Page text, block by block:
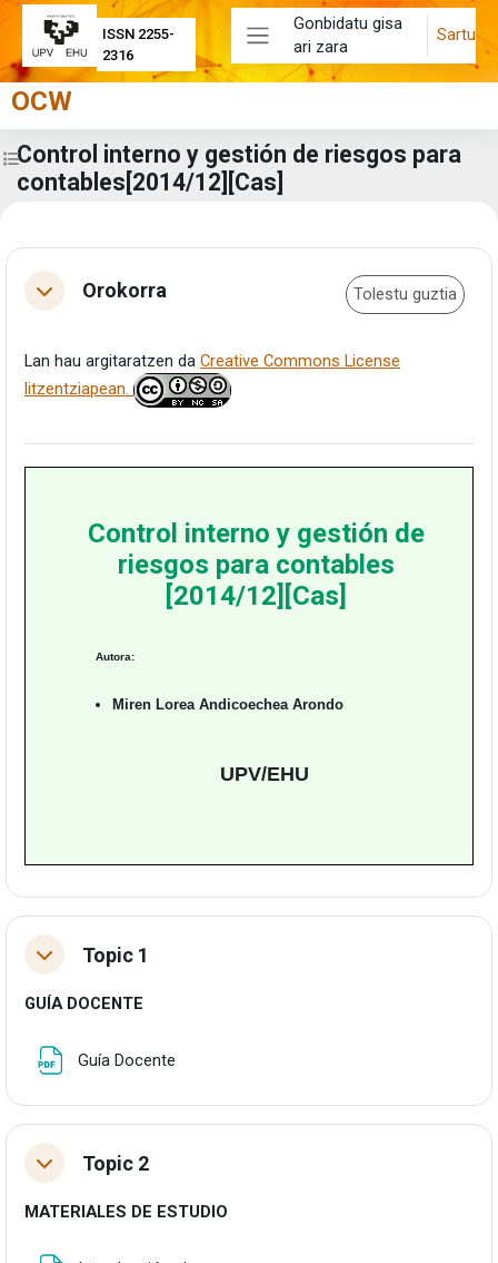
ISSN 2255-
2316
Alboko panela
Gonbidatu gisa
ari zara
Sartu
Joan eduki nagusira zuzenean
OCW
Zabaldu ikastaroaren aurkibidea
Control interno y gestión de riesgos para
contables[2014/12][Cas]
Eduki-bloke nagusiak
Atalaren laburpena
TolestuOrokorra Tolestu guztia
Lan hau argitaratzen da Creative Commons License
litzentziapean.
Control interno y gestión de
riesgos para contables
[2014/12][Cas]
Autora:
Miren Lorea Andicoechea Arondo
UPV/EHU
TolestuTopic 1
GUÍA DOCENTE
Guía Docente
TolestuTopic 2
MATERIALES DE ESTUDIO